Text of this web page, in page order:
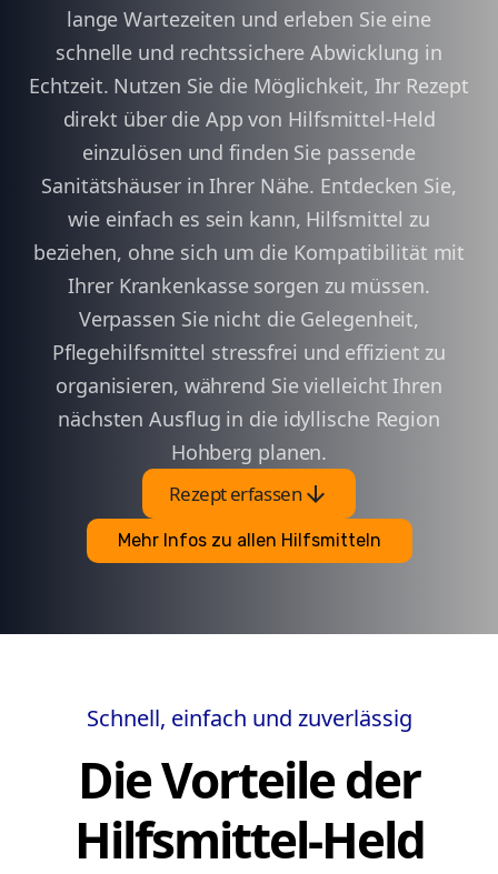
lange Wartezeiten und erleben Sie eine
schnelle und rechtssichere Abwicklung in
Echtzeit. Nutzen Sie die Möglichkeit, Ihr Rezept
direkt über die App von Hilfsmittel-Held
einzulösen und finden Sie passende
Sanitätshäuser in Ihrer Nähe. Entdecken Sie,
wie einfach es sein kann, Hilfsmittel zu
beziehen, ohne sich um die Kompatibilität mit
Ihrer Krankenkasse sorgen zu müssen.
Verpassen Sie nicht die Gelegenheit,
Pflegehilfsmittel stressfrei und effizient zu
organisieren, während Sie vielleicht Ihren
nächsten Ausflug in die idyllische Region
Hohberg planen.
Rezept erfassenarrow_downward
Mehr Infos zu allen Hilfsmitteln
Schnell, einfach und zuverlässig
Die Vorteile der
Hilfsmittel-Held